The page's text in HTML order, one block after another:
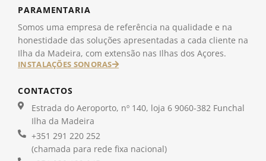
PARAMENTARIA
Somos uma empresa de referência na qualidade e na
honestidade das soluções apresentadas a cada cliente na
Ilha da Madeira, com extensão nas Ilhas dos Açores.
INSTALAÇÕES SONORAS
CONTACTOS
Estrada do Aeroporto, nº 140, loja 6 9060-382 Funchal
Ilha da Madeira
+351 291 220 252
(chamada para rede fixa nacional)